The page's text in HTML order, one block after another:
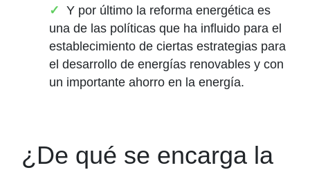
Y por último la reforma energética es
una de las políticas que ha influido para el
establecimiento de ciertas estrategias para
el desarrollo de energías renovables y con
un importante ahorro en la energía.
¿De qué se encarga la